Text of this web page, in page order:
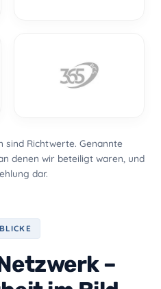
sind Richtwerte. Genannte
denen wir beteiligt waren, und
dar.
–